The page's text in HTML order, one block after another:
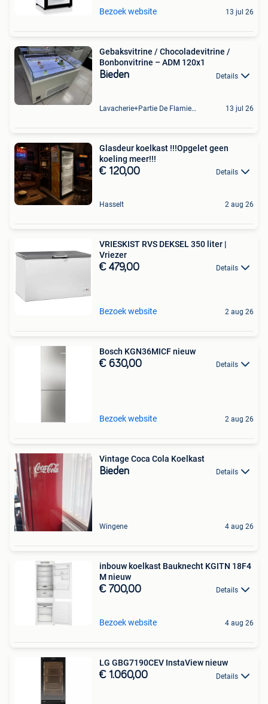
Bezoek website 13 jul 26
Gebaksvitrine / Chocoladevitrine /
Bonbonvitrine – ADM 120x1
Bieden Details
Lavacherie+Partie De Flamierge 13 jul 26
Glasdeur koelkast !!!Opgelet geen
koeling meer!!!
€ 120,00 Details
Hasselt 2 aug 26
VRIESKIST RVS DEKSEL 350 liter |
Vriezer
€ 479,00 Details
Bezoek website 2 aug 26
Bosch KGN36MICF nieuw
€ 630,00 Details
Bezoek website 2 aug 26
Vintage Coca Cola Koelkast
Bieden Details
Wingene 4 aug 26
inbouw koelkast Bauknecht KGITN 18F4
M nieuw
€ 700,00 Details
Bezoek website 4 aug 26
LG GBG7190CEV InstaView nieuw
€ 1.060,00 Details